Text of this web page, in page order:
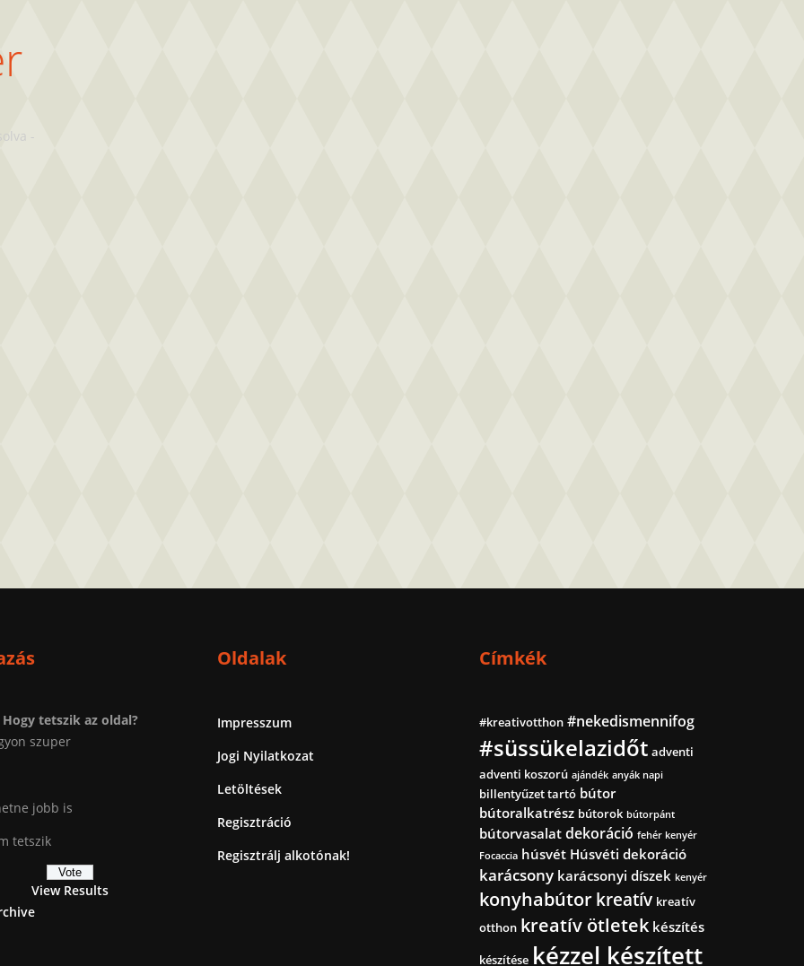
-
Hogy tetszik az oldal?
szuper
jobb is
tetszik
View Results
Oldalak
Impresszum
Jogi Nyilatkozat
Letöltések
Regisztráció
Regisztrálj alkotónak!
Címkék
#kreativotthon #nekedismennifog
#süssükelazidőt adventi
adventi koszorú ajándék anyák napi
billentyűzet tartó bútor
bútoralkatrész bútorok bútorpánt
bútorvasalat dekoráció fehér kenyér
Focaccia húsvét Húsvéti dekoráció
karácsony karácsonyi díszek kenyér
konyhabútor kreatív kreatív
otthon kreatív ötletek készítés
készítése kézzel készített